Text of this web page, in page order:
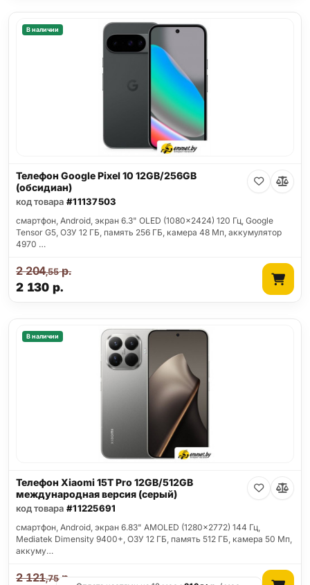
В наличии
Телефон Google Pixel 10 12GB/256GB
(обсидиан)
код товара #11137503
смартфон, Android, экран 6.3" OLED (1080x2424) 120 Гц, Google
Tensor G5, ОЗУ 12 ГБ, память 256 ГБ, камера 48 Мп, аккумулятор
4970 …
2 130 р.
2 204,55р.
В наличии
Телефон Xiaomi 15T Pro 12GB/512GB
международная версия (серый)
код товара #11225691
смартфон, Android, экран 6.83" AMOLED (1280x2772) 144 Гц,
Mediatek Dimensity 9400+, ОЗУ 12 ГБ, память 512 ГБ, камера 50 Мп,
аккуму…
2 121,75р.